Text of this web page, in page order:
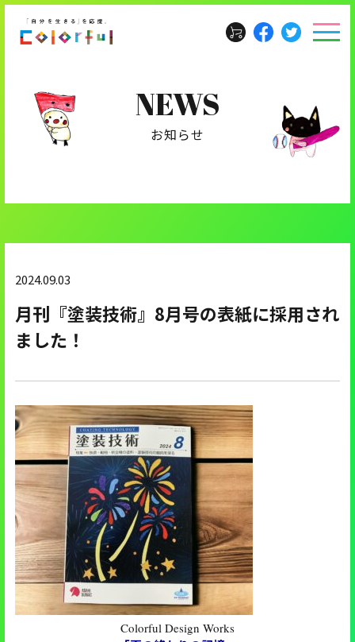
NEWS
お知らせ
2024.09.03
月刊『塗装技術』8月号の表紙に採用され
ました！
Colorful Design Works